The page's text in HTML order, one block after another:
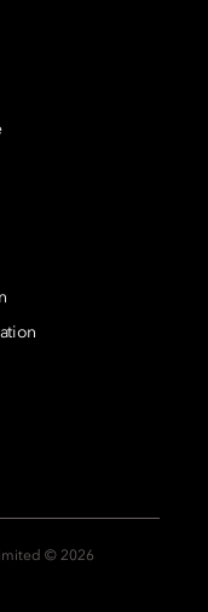
2026 © Mandarin Oriental Hotel Group Limited